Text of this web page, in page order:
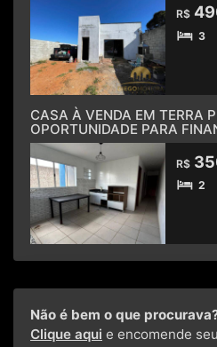
R$
3
CASA À VENDA EM TERRA
OPORTUNIDADE PARA
R$
2
Não é bem o que
Clique aqui e encomende